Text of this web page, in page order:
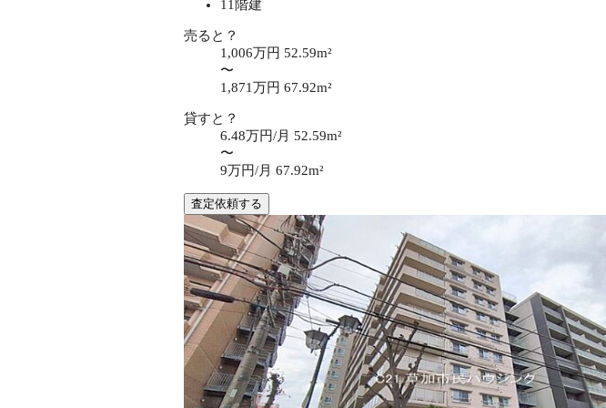
11階建
売ると？
1,006万円 52.59m²
〜
1,871万円 67.92m²
貸すと？
6.48万円/月 52.59m²
〜
9万円/月 67.92m²
査定依頼する